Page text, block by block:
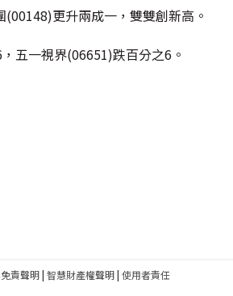
更升兩成一，雙雙創新高。
五一視界(06651)跌百分之6。
責聲明| 智慧財產權聲明| 使用者責任